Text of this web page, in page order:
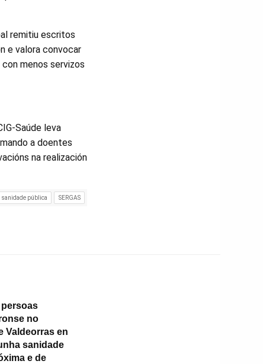
remitiu escritos
e valora convocar
menos servizos
Saúde leva
a doentes
na realización
sanidade pública SERGAS
no
Valdeorras en
sanidade
e de